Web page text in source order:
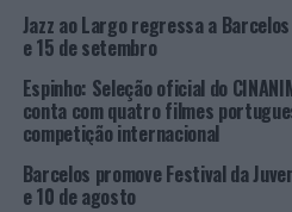
à participação de dois grupos
organização, “satisfaz tanto os
festivaisfolkcomo os
famílias que preferem uma
abrangente”.
“São dois públicos com
Jazz ao Largo regressa a
e 15 de setembro
Espinho: Seleção oficial do
conta com quatro filmes
competição internacional
Barcelos promove Festival da
e 10 de agosto